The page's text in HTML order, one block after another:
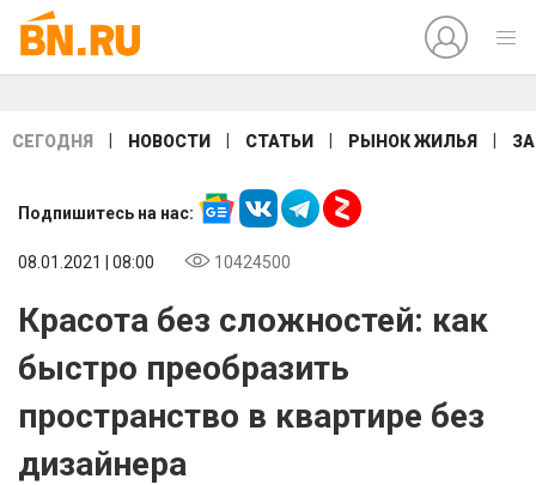
СЕГОДНЯ НОВОСТИ СТАТЬИ РЫНОК ЖИЛЬЯ
Подпишитесь на нас:
08.01.2021 | 08:00 10424500
Красота без сложностей: как
быстро преобразить
пространство в квартире без
дизайнера